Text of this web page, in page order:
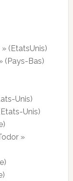
(EtatsUnis)
(Pays-Bas)
Unis)
Unis)
»